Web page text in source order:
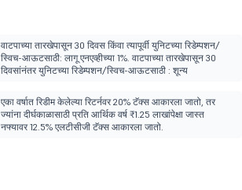
वाटपाच्या तारखेपासून 30 दिवस किंवा त्यापूर्वी युनिटच्या रिडेम्पशन/
स्विच-आऊटसाठी: लागू एनएव्हीच्या 1%. वाटपाच्या तारखेपासून 30
दिवसांनंतर युनिटच्या रिडेम्पशन/स्विच-आऊटसाठी : शून्य
एका वर्षात रिडीम केलेल्या रिटर्नवर 20% टॅक्स आकारला जातो, तर
ज्यांना दीर्घकाळासाठी प्रति आर्थिक वर्ष ₹1.25 लाखांपेक्षा जास्त
नफ्यावर 12.5% एलटीसीजी टॅक्स आकारला जातो.